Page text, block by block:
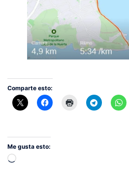
Comparte esto:
Me gusta esto:
Cargando...